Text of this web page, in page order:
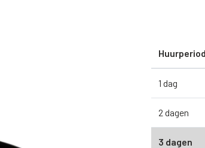
1 dag
2 dagen
3 dagen